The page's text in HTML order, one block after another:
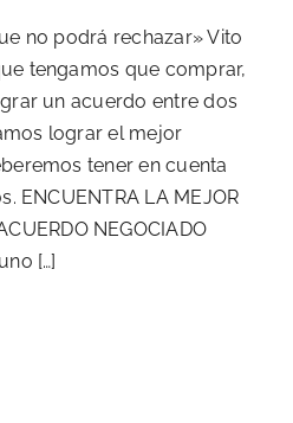
no podrá rechazar» Vito
tengamos que comprar,
un acuerdo entre dos
lograr el mejor
tener en cuenta
ENCUENTRA LA MEJOR
NEGOCIADO
[…]